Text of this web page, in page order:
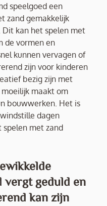
speelgoed een
zand gemakkelijk
kan het spelen met
de vormen en
kunnen vervagen of
zijn voor kinderen
bezig zijn met
maakt om
bouwwerken. Het is
dagen
met zand
vergt geduld en
kan zijn